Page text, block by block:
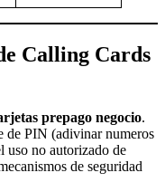
Calling Cards
prepago negocio.
de PIN (adivinar numeros
uso no autorizado de
de seguridad